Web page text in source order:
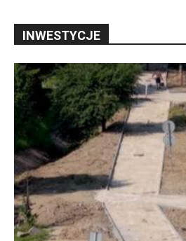
INWESTYCJE